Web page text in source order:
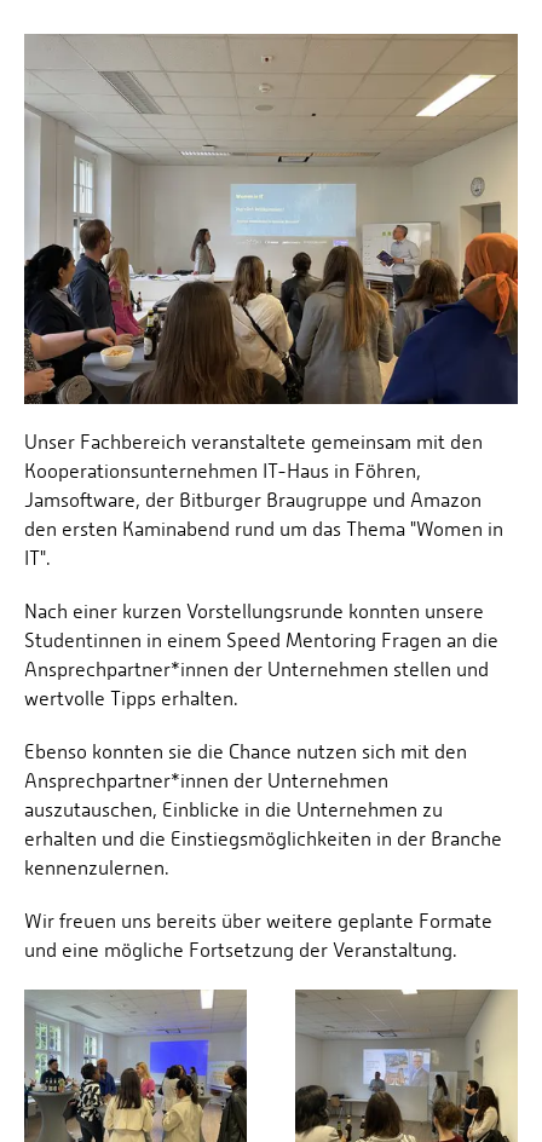
Unser Fachbereich veranstaltete gemeinsam mit den
Kooperationsunternehmen IT-Haus in Föhren,
Jamsoftware, der Bitburger Braugruppe und Amazon
den ersten Kaminabend rund um das Thema "Women in
IT".
Nach einer kurzen Vorstellungsrunde konnten unsere
Studentinnen in einem Speed Mentoring Fragen an die
Ansprechpartner*innen der Unternehmen stellen und
wertvolle Tipps erhalten.
Ebenso konnten sie die Chance nutzen sich mit den
Ansprechpartner*innen der Unternehmen
auszutauschen, Einblicke in die Unternehmen zu
erhalten und die Einstiegsmöglichkeiten in der Branche
kennenzulernen.
Wir freuen uns bereits über weitere geplante Formate
und eine mögliche Fortsetzung der Veranstaltung.